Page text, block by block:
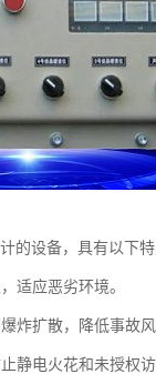
的设备，具有以下特
适应恶劣环境。
炸扩散，降低事故风
静电火花和未授权访